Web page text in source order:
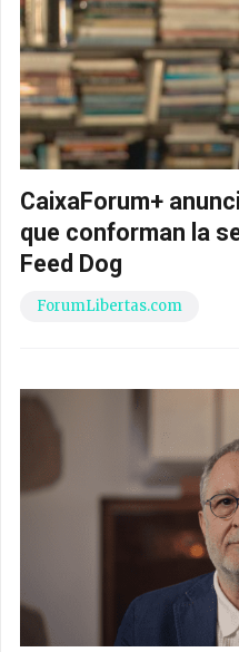
CaixaForum+
que conforman la
Feed Dog
ForumLibertas.com